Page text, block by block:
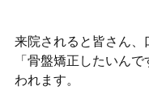
来院されると皆さん、
「骨盤矯正したいん
われます。